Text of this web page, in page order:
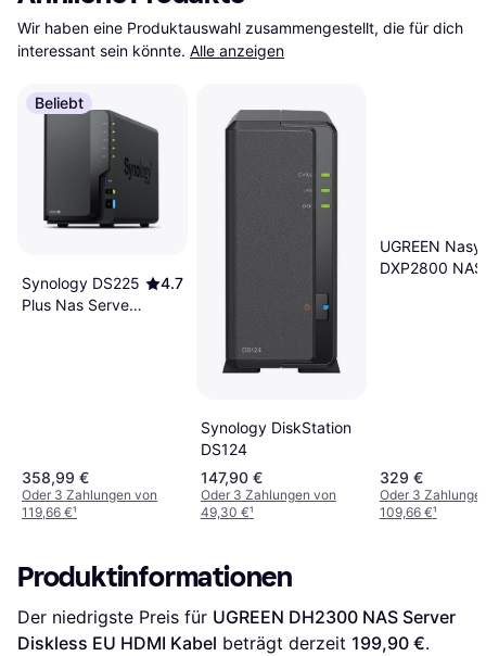
Wir haben eine Produktauswahl zusammengestellt, die für dich
interessant sein könnte. Alle anzeigen
Beliebt
Synology DS225
Plus Nas Server
4.7
358,99 €
Oder 3 Zahlungen von
119,66 €¹
Synology DiskStation
DS124
147,90 €
Oder 3 Zahlungen von
49,30 €¹
UGREEN
DXP2800 NAS
329 €
Oder 3
109,66 €¹
Produktinformationen
Der niedrigste Preis für UGREEN DH2300 NAS Server
Diskless EU HDMI Kabel beträgt derzeit 199,90 €.